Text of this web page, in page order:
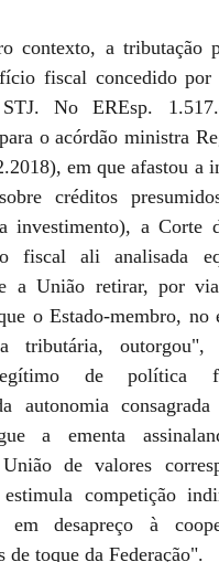
contexto, a tributação
fiscal concedido
No EREsp.
o acórdão ministra
em que afastou a
créditos
investimento), a Corte
fiscal ali analisada
a União retirar, por
o Estado-membro, no
tributária, outorgou",
de política
autonomia
a ementa
de valores
competição
em desapreço à
de toque da Federação".